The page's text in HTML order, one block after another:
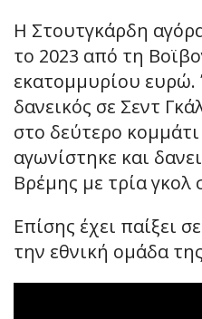
Η Στουτγκάρδη
το 2023 από τη
εκατομμυρίου ευρώ.
δανεικός σε Σεντ
στο δεύτερο
αγωνίστηκε και
Βρέμης με τρία γκολ
Επίσης έχει παίξει
την εθνική ομάδα